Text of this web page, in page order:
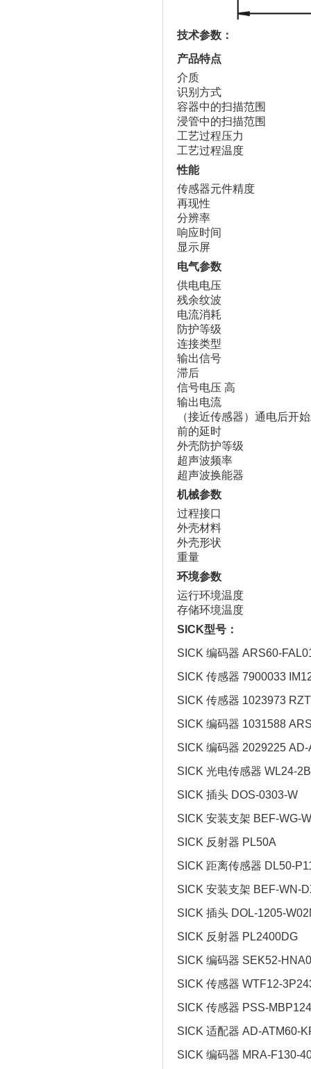
技术参数：
产品特点
介质
识别方式
容器中的扫描范围
浸管中的扫描范围
工艺过程压力
工艺过程温度
性能
传感器元件精度
再现性
分辨率
响应时间
显示屏
电气参数
供电电压
残余纹波
电流消耗
防护等级
连接类型
输出信号
滞后
信号电压 高
输出电流
（接近传感器）通电后开
前的延时
外壳防护等级
超声波频率
超声波换能器
机械参数
过程接口
外壳材料
外壳形状
重量
环境参数
运行环境温度
存储环境温度
SICK型号：
SICK 编码器 ARS60-
SICK 传感器 7900033
SICK 传感器 1023973
SICK 编码器 1031588
SICK 编码器 2029225
SICK 光电传感器 WL24-
SICK 插头 DOS-0303-W
SICK 安装支架 BEF-WG-
SICK 反射器 PL50A
SICK 距离传感器 DL50-
SICK 安装支架 BEF-WN-
SICK 插头 DOL-1205-
SICK 反射器 PL2400DG
SICK 编码器 SEK52-
SICK 传感器 WTF12-
SICK 传感器 PSS-
SICK 适配器 AD-ATM60-
SICK 编码器 MRA-F130-